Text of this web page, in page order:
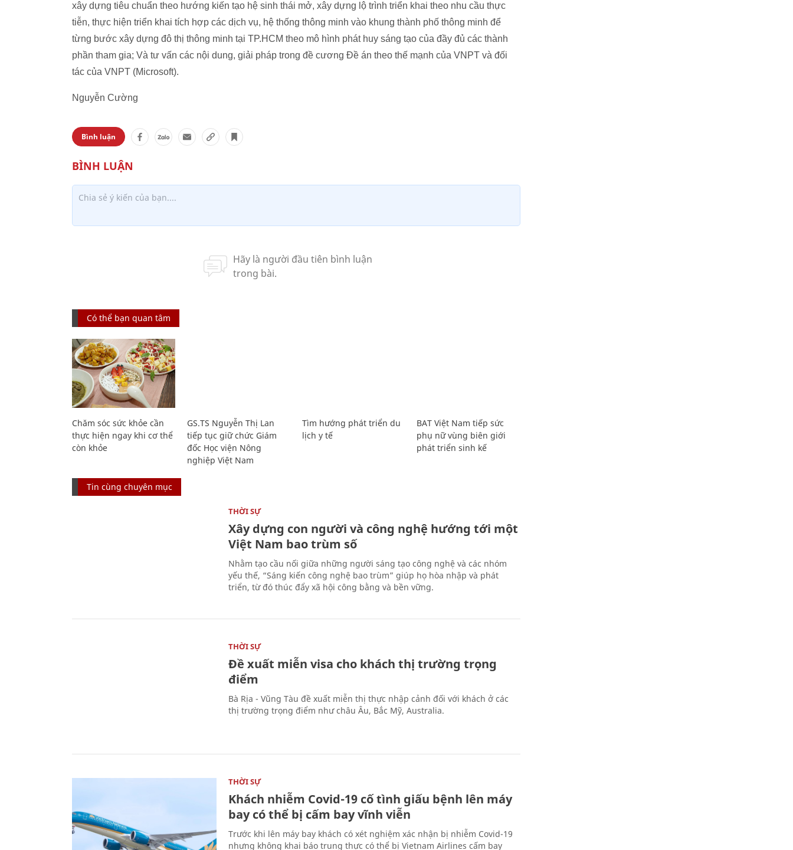
xây dựng tiêu chuẩn theo hướng kiến tạo hệ sinh thái mở, xây dựng lộ trình triển khai theo nhu cầu thực
tiễn, thực hiện triển khai tích hợp các dịch vụ, hệ thống thông minh vào khung thành phố thông minh để
từng bước xây dựng đô thị thông minh tại TP.HCM theo mô hình phát huy sáng tạo của đầy đủ các thành
phần tham gia; Và tư vấn các nội dung, giải pháp trong đề cương Đề án theo thế mạnh của VNPT và đối
tác của VNPT (Microsoft).
Nguyễn Cường
Bình luận
Có thể bạn quan tâm
Chăm sóc sức khỏe cần
thực hiện ngay khi cơ thể
còn khỏe
GS.TS Nguyễn Thị Lan
tiếp tục giữ chức Giám
đốc Học viện Nông
nghiệp Việt Nam
Tìm hướng phát triển du
lịch y tế
BAT Việt Nam tiếp sức
phụ nữ vùng biên giới
phát triển sinh kế
Tin cùng chuyên mục
THỜI SỰ
Xây dựng con người và công nghệ hướng tới một
Việt Nam bao trùm số
Nhằm tạo cầu nối giữa những người sáng tạo công nghệ và các nhóm
yếu thế, “Sáng kiến công nghệ bao trùm” giúp họ hòa nhập và phát
triển, từ đó thúc đẩy xã hội công bằng và bền vững.
THỜI SỰ
Đề xuất miễn visa cho khách thị trường trọng
điểm
Bà Rịa - Vũng Tàu đề xuất miễn thị thực nhập cảnh đối với khách ở các
thị trường trọng điểm như châu Âu, Bắc Mỹ, Australia.
THỜI SỰ
Khách nhiễm Covid-19 cố tình giấu bệnh lên máy
bay có thể bị cấm bay vĩnh viễn
Trước khi lên máy bay khách có xét nghiệm xác nhận bị nhiễm Covid-19
nhưng không khai báo trung thực có thể bị Vietnam Airlines cấm bay